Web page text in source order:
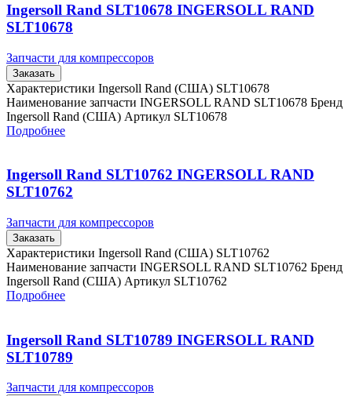
Ingersoll Rand SLT10678 INGERSOLL RAND
SLT10678
Запчасти для компрессоров
Заказать
Характеристики Ingersoll Rand (США) SLT10678
Наименование запчасти INGERSOLL RAND SLT10678 Бренд
Ingersoll Rand (США) Артикул SLT10678
Подробнее
Ingersoll Rand SLT10762 INGERSOLL RAND
SLT10762
Запчасти для компрессоров
Заказать
Характеристики Ingersoll Rand (США) SLT10762
Наименование запчасти INGERSOLL RAND SLT10762 Бренд
Ingersoll Rand (США) Артикул SLT10762
Подробнее
Ingersoll Rand SLT10789 INGERSOLL RAND
SLT10789
Запчасти для компрессоров